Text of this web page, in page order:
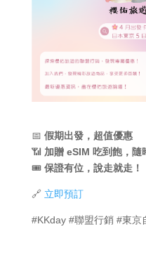
📅 假期出發，超值優惠
📶 加贈 eSIM 吃到飽，隨
🎟 保證有位，說走就走！
🔗 立即預訂
#KKday #聯盟行銷 #東京